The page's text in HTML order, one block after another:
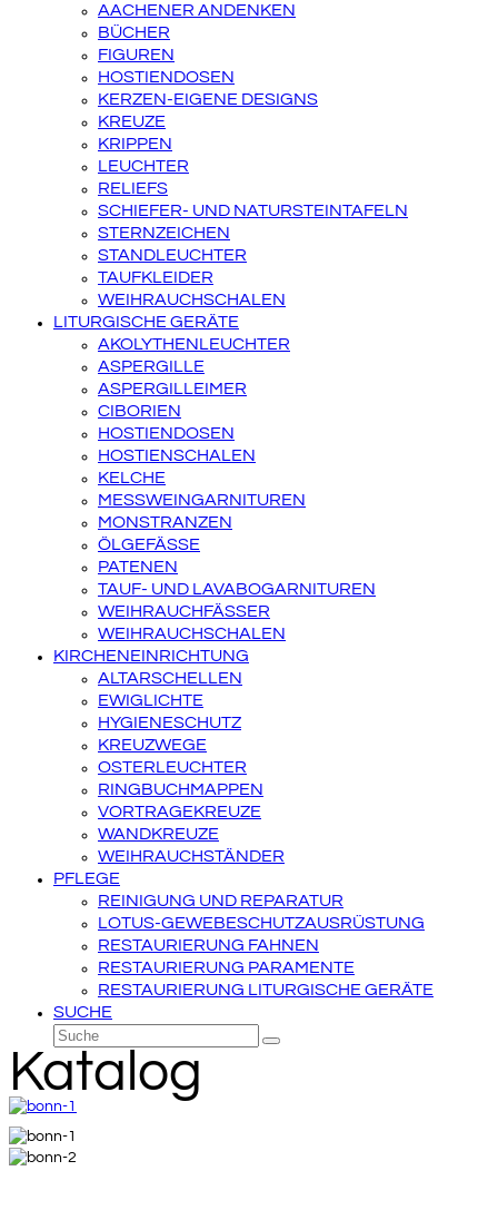
AACHENER ANDENKEN
BÜCHER
FIGUREN
HOSTIENDOSEN
KERZEN-EIGENE DESIGNS
KREUZE
KRIPPEN
LEUCHTER
RELIEFS
SCHIEFER- UND NATURSTEINTAFELN
STERNZEICHEN
STANDLEUCHTER
TAUFKLEIDER
WEIHRAUCHSCHALEN
LITURGISCHE GERÄTE
AKOLYTHENLEUCHTER
ASPERGILLE
ASPERGILLEIMER
CIBORIEN
HOSTIENDOSEN
HOSTIENSCHALEN
KELCHE
MESSWEINGARNITUREN
MONSTRANZEN
ÖLGEFÄSSE
PATENEN
TAUF- UND LAVABOGARNITUREN
WEIHRAUCHFÄSSER
WEIHRAUCHSCHALEN
KIRCHENEINRICHTUNG
ALTARSCHELLEN
EWIGLICHTE
HYGIENESCHUTZ
KREUZWEGE
OSTERLEUCHTER
RINGBUCHMAPPEN
VORTRAGEKREUZE
WANDKREUZE
WEIHRAUCHSTÄNDER
PFLEGE
REINIGUNG UND REPARATUR
LOTUS-GEWEBESCHUTZAUSRÜSTUNG
RESTAURIERUNG FAHNEN
RESTAURIERUNG PARAMENTE
RESTAURIERUNG LITURGISCHE GERÄTE
SUCHE
Suche
Senden
Katalog